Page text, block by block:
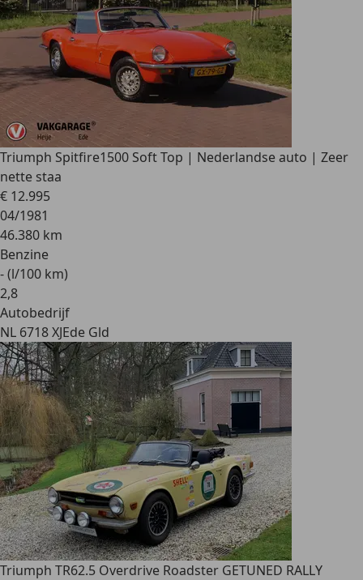
Triumph Spitfire1500 Soft Top | Nederlandse auto | Zeer
nette staa
€ 12.995
04/1981
46.380 km
Benzine
- (l/100 km)
2,8
Autobedrijf
NL 6718 XJEde Gld
Triumph TR62.5 Overdrive Roadster GETUNED RALLY